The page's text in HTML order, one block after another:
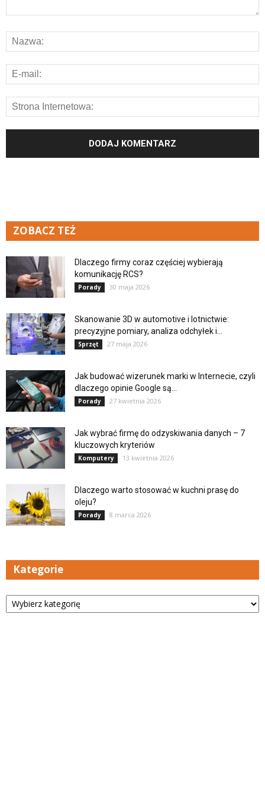
ZOBACZ TEŻ
Dlaczego firmy coraz częściej wybierają
komunikację RCS?
Porady 30 maja 2026
Skanowanie 3D w automotive i lotnictwie:
precyzyjne pomiary, analiza odchyłek i...
Sprzęt 27 maja 2026
Jak budować wizerunek marki w Internecie, czyli
dlaczego opinie Google są...
Porady 27 kwietnia 2026
Jak wybrać firmę do odzyskiwania danych – 7
kluczowych kryteriów
Komputery 13 kwietnia 2026
Dlaczego warto stosować w kuchni prasę do
oleju?
Porady 8 marca 2026
Kategorie
Kategorie